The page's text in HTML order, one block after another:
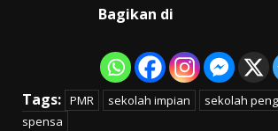
Bagikan di
Tags: PMR sekolah impian sekolah
spensa